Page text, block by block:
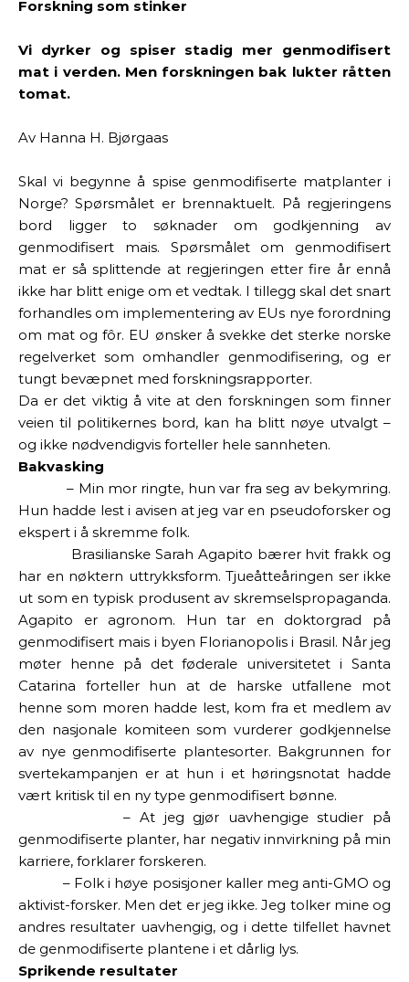
Forskning som stinker
Vi dyrker og spiser stadig mer genmodifisert
mat i verden. Men forskningen bak lukter råtten
tomat.
Av Hanna H. Bjørgaas
Skal vi begynne å spise genmodifiserte matplanter i
Norge? Spørsmålet er brennaktuelt. På regjeringens
bord ligger to søknader om godkjenning av
genmodifisert mais. Spørsmålet om genmodifisert
mat er så splittende at regjeringen etter fire år ennå
ikke har blitt enige om et vedtak. I tillegg skal det snart
forhandles om implementering av EUs nye forordning
om mat og fôr. EU ønsker å svekke det sterke norske
regelverket som omhandler genmodifisering, og er
tungt bevæpnet med forskningsrapporter.
Da er det viktig å vite at den forskningen som finner
veien til politikernes bord, kan ha blitt nøye utvalgt –
og ikke nødvendigvis forteller hele sannheten.
Bakvasking
– Min mor ringte, hun var fra seg av bekymring.
Hun hadde lest i avisen at jeg var en pseudoforsker og
ekspert i å skremme folk.
Brasilianske Sarah Agapito bærer hvit frakk og
har en nøktern uttrykksform. Tjueåtteåringen ser ikke
ut som en typisk produsent av skremselspropaganda.
Agapito er agronom. Hun tar en doktorgrad på
genmodifisert mais i byen Florianopolis i Brasil. Når jeg
møter henne på det føderale universitetet i Santa
Catarina forteller hun at de harske utfallene mot
henne som moren hadde lest, kom fra et medlem av
den nasjonale komiteen som vurderer godkjennelse
av nye genmodifiserte plantesorter. Bakgrunnen for
svertekampanjen er at hun i et høringsnotat hadde
vært kritisk til en ny type genmodifisert bønne.
– At jeg gjør uavhengige studier på
genmodifiserte planter, har negativ innvirkning på min
karriere, forklarer forskeren.
– Folk i høye posisjoner kaller meg anti-GMO og
aktivist-forsker. Men det er jeg ikke. Jeg tolker mine og
andres resultater uavhengig, og i dette tilfellet havnet
de genmodifiserte plantene i et dårlig lys.
Sprikende resultater